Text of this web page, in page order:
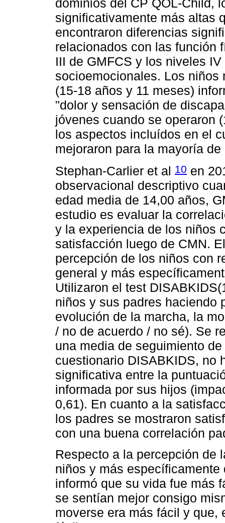
dominios del CP QOL-Child,
significativamente más altas
encontraron diferencias
relacionados con las función
III de GMFCS y los niveles
socioemocionales. Los
(15-18 años y 11 meses)
"dolor y sensación de
jóvenes cuando se operaron
los aspectos incluídos en el
mejoraron para la mayoría
Stephan-Carlier et al 10 en
observacional descriptivo
edad media de 14,00 años,
estudio es evaluar la
y la experiencia de los niños
satisfacción luego de CMN.
percepción de los niños con
general y más
Utilizaron el test
niños y sus padres haciendo
evolución de la marcha, la
/ no de acuerdo / no sé). Se
una media de seguimiento
cuestionario DISABKIDS, no
significativa entre la
informada por sus hijos
0,61). En cuanto a la
los padres se mostraron
con una buena correlación
Respecto a la percepción de
niños y más
informó que su vida fue más
se sentían mejor consigo
moverse era más fácil y que,